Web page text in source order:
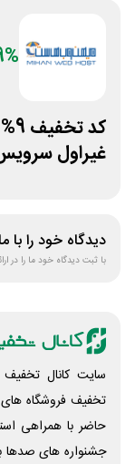
کد تخفیف 9%
غیراول
دیدگاه خود را با
با ثبت دیدگاه خود ما را در
سایت کانال
تخفیف فروشگاه
حاضر با همراهی
جشنواره های صدها